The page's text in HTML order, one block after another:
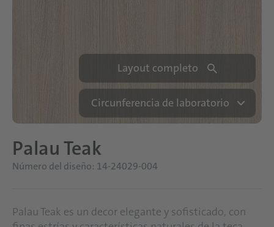
Layout completo
Circunferencia de laboratorio
Palau Teak
Número del diseño: 14-24029-004
Palau Teak es un decor elegante y sofisticado, con